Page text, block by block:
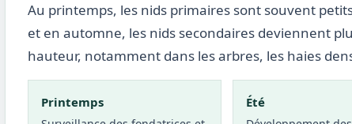
Au printemps, les nids primaires sont souvent
et en automne, les nids secondaires deviennent
hauteur, notamment dans les arbres, les haies
Printemps Été